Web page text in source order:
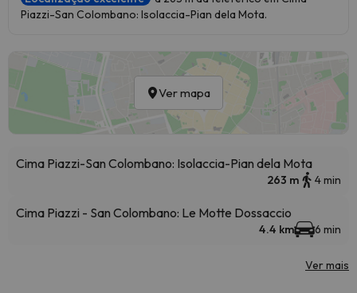
Piazzi-San Colombano: Isolaccia-Pian dela Mota.
Ver mapa
Cima Piazzi-San Colombano: Isolaccia-Pian dela Mota
263 m 4 min
Cima Piazzi - San Colombano: Le Motte Dossaccio
4.4 km 6 min
Ver mais